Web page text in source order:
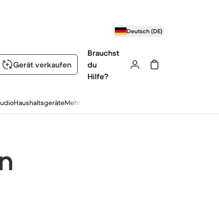
Deutsch (DE)
Gerät verkaufen
Brauchst
du
Hilfe?
HaushaltsgeräteMehr